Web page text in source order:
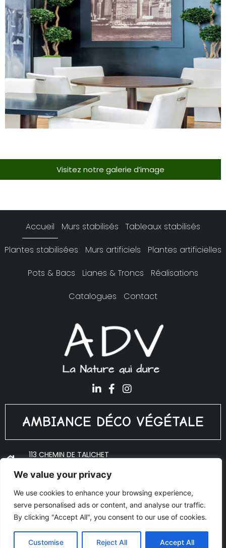
We value your privacy
We use cookies to enhance your browsing experience,
serve personalised ads or content, and analyse our traffic.
By clicking "Accept All", you consent to our use of cookies.
Customise Reject All Accept All
Visitez notre galerie d’image
Accueil Murs stabilisés
Tableaux stabilisés
Plantes stabilisées
Murs artificiels
Plantes artificielles
Pots & Bacs
Lianes & Troncs
Réalisations
Catalogues
Contact
AMBIANCE DÉCO VÉGÉTALE
113 CHEMIN DE TALICHET
ADV@PLANTES-INTERIEUR.FR
06 18 10 53 27
© Copyright 2020 Ambiance Déco Végétale - Réalisé par
AJOO
Mentions légales